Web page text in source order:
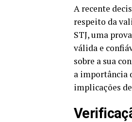
A recente
respeito da
STJ, uma
válida e
sobre a sua
a importância
implicações